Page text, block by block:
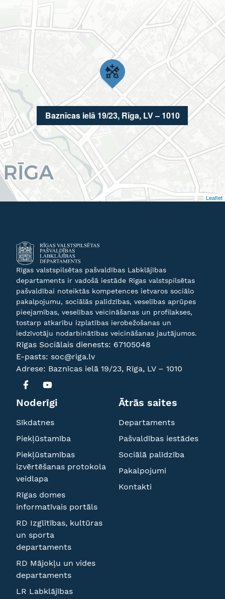
Baznīcas ielā 19/23, Rīga, LV – 1010
Leaflet
Rīgas valstspilsētas pašvaldības Labklājības
departaments ir vadošā iestāde Rīgas valstspilsētas
pašvaldībai noteiktās kompetences ietvaros sociālo
pakalpojumu, sociālās palīdzības, veselības aprūpes
pieejamības, veselības veicināšanas un profilakses,
tostarp atkarību izplatības ierobežošanas un
iedzīvotāju nodarbinātības veicināšanas jautājumos.
Rīgas Sociālais dienests: 67105048
E-pasts: soc@riga.lv
Adrese: Baznīcas ielā 19/23, Rīga, LV – 1010
Noderīgi
Sīkdatnes
Piekļūstamība
Piekļūstamības
izvērtēšanas protokola
veidlapa
Rīgas domes
informatīvais portāls
RD Izglītības, kultūras
un sporta
departaments
RD Mājokļu un vides
departaments
LR Labklājības
Ātrās saites
Departaments
Pašvaldības iestādes
Sociālā palīdzība
Pakalpojumi
Kontakti